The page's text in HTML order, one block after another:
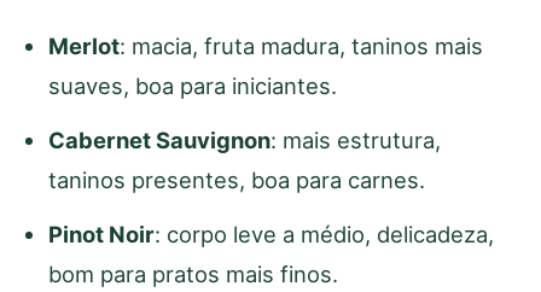
Merlot: macia, fruta madura, taninos mais
suaves, boa para iniciantes.
Cabernet Sauvignon: mais estrutura,
taninos presentes, boa para carnes.
Pinot Noir: corpo leve a médio, delicadeza,
bom para pratos mais finos.